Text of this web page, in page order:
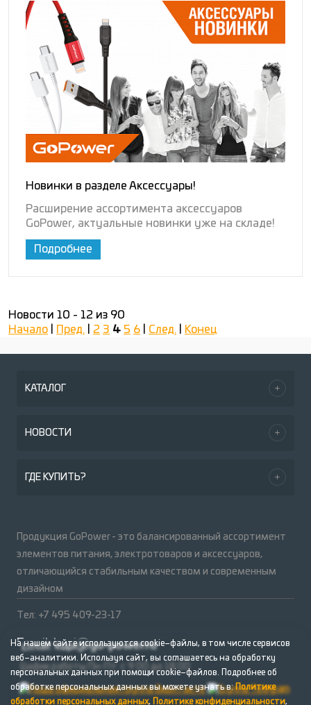
Новинки в разделе Аксессуары!
Расширение ассортимента аксессуаров
GoPower, актуальные новинки уже на складе!
Подробнее
Новости 10 - 12 из 90
Начало
Пред. 2 3 4 5 6 След. Конец
КАТАЛОГ
НОВОСТИ
ГДЕ КУПИТЬ?
Продукция GoPower - это балансированный ассортимент
элементов питания, электротоваров и аксессуаров,
отличающийся стабильным качеством и современным
дизайном
Тел: +7 495 409-23-17
Email:kupi@go-power.ru
График работы Пн-Пт: с 9:00 до 18:00
На нашем сайте используются cookie–файлы, в том числе сервисов
веб–аналитики. Используя сайт, вы соглашаетесь на обработку
персональных данных при помощи cookie–файлов. Подробнее об
обработке персональных данных вы можете узнать в:Политике
обработки персональных данных, Политике конфиденциальности,